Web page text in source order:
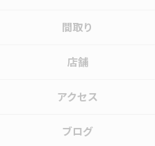
間取り
店舗
アクセス
ブログ